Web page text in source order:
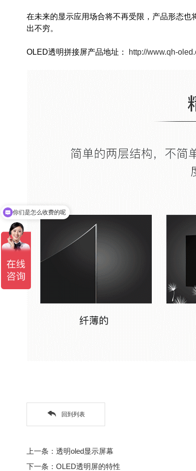
在未来的显示应用场合将不再受限，产品形态
出不穷。
OLED透明拼接屏产品地址： http://www.qh-
回到列表
上一条：透明oled显示屏幕
下一条：OLED透明屏的特性
你们是怎么收费的呢